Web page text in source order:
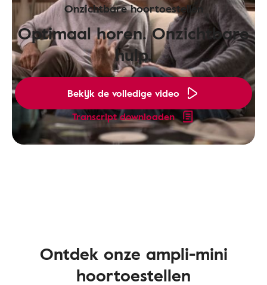
Onzichtbare hoortoestellen
Optimaal horen. Onzichtbare
hulp.
Bekijk de volledige video
Transcript downloaden
Ontdek onze ampli-mini
hoortoestellen